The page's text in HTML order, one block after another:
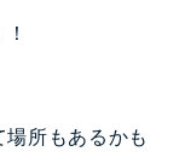
所もあるかも